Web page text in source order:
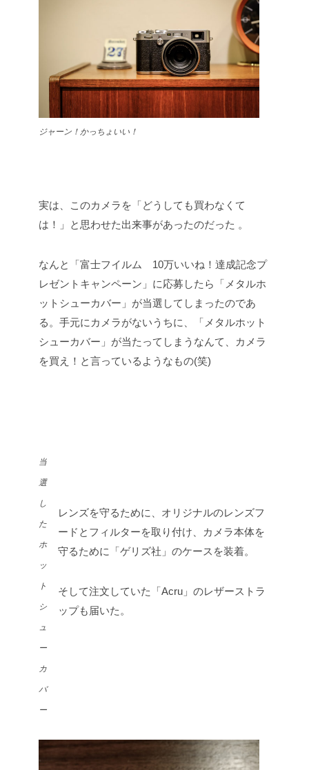
ジャーン！かっちょいい！
実は、このカメラを「どうしても買わなくて
は！」と思わせた出来事があったのだった 。
なんと「富士フイルム 10万いいね！達成記念プ
レゼントキャンペーン」に応募したら「メタルホ
ットシューカバー」が当選してしまったのであ
る。手元にカメラがないうちに、「メタルホット
シューカバー」が当たってしまうなんて、カメラ
を買え！と言っているようなもの(笑)
当
選
し
た
ホ
ッ
ト
シ
ュ
ー
カ
バ
ー
レンズを守るために、オリジナルのレンズフ
ードとフィルターを取り付け、カメラ本体を
守るために「ゲリズ社」のケースを装着。
そして注文していた「Acru」のレザーストラ
ップも届いた。